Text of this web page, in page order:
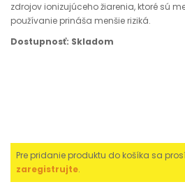
zdrojov ionizujúceho žiarenia, ktoré sú
používanie prináša menšie riziká.
Dostupnosť: Skladom
Pre pridanie produktu do košíka sa
zaregistrujte.